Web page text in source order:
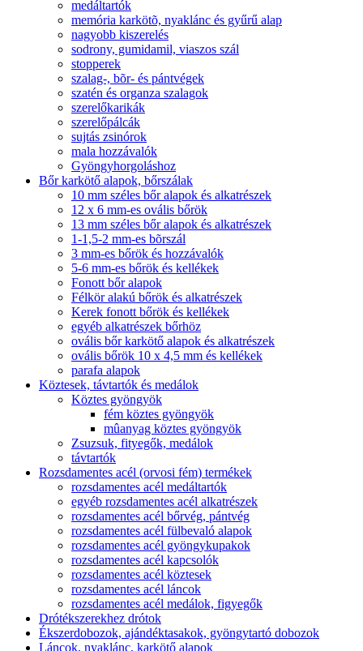
medáltartók
memória karkötõ, nyaklánc és gyűrű alap
nagyobb kiszerelés
sodrony, gumidamil, viaszos szál
stopperek
szalag-, bõr- és pántvégek
szatén és organza szalagok
szerelőkarikák
szerelőpálcák
sujtás zsinórok
mala hozzávalók
Gyöngyhorgoláshoz
Bőr karkötő alapok, bőrszálak
10 mm széles bőr alapok és alkatrészek
12 x 6 mm-es ovális bőrök
13 mm széles bőr alapok és alkatrészek
1-1,5-2 mm-es bõrszál
3 mm-es bőrök és hozzávalók
5-6 mm-es bőrök és kellékek
Fonott bőr alapok
Félkör alakú bőrök és alkatrészek
Kerek fonott bőrök és kellékek
egyéb alkatrészek bőrhöz
ovális bőr karkötő alapok és alkatrészek
ovális bőrök 10 x 4,5 mm és kellékek
parafa alapok
Köztesek, távtartók és medálok
Köztes gyöngyök
fém köztes gyöngyök
mûanyag köztes gyöngyök
Zsuzsuk, fityegők, medálok
távtartók
Rozsdamentes acél (orvosi fém) termékek
rozsdamentes acél medáltartók
egyéb rozsdamentes acél alkatrészek
rozsdamentes acél bőrvég, pántvég
rozsdamentes acél fülbevaló alapok
rozsdamentes acél gyöngykupakok
rozsdamentes acél kapcsolók
rozsdamentes acél köztesek
rozsdamentes acél láncok
rozsdamentes acél medálok, figyegők
Drótékszerekhez drótok
Ékszerdobozok, ajándéktasakok, gyöngytartó dobozok
Láncok, nyaklánc, karkötő alapok